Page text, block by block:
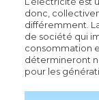
donc,
différemment.
de société qui
consommation
détermineront
pour les